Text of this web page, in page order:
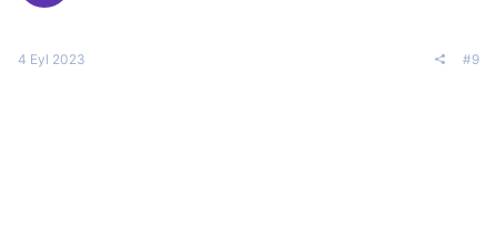
4 Eyl 2023 #9